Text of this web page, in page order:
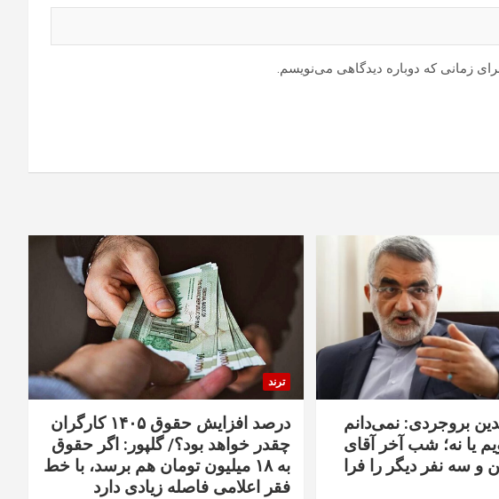
زمانی که دوباره دیدگاهی می‌نویسم.
بروجردی: نمی‌دانم
یا نه؛ شب آخر آقای
سه نفر دیگر را فرا
ترند
درصد افزایش حقوق ۱۴۰۵ کارگران
چقدر خواهد بود؟/ گلپور: اگر حقوق
به ۱۸ میلیون تومان هم برسد، با خط
فقر اعلامی فاصله زیادی دارد